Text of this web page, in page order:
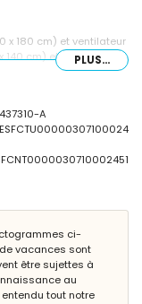
x 180 cm) et ventilateur
cm) et ventilateur
2 lits simples (200 x
de parking privées
PLUS...
A
ci-
vacances sont
être sujettes à
au
tout notre